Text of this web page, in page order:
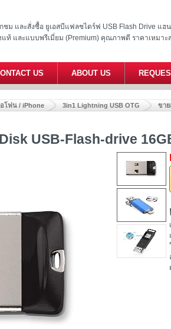
ชม และสั่งซื้อ ยูเอสบีแฟลชไดร์ฟ USB Flash Drive แฮ
แท้ และแบบพรีเมี่ยม (Premium) คุณภาพดี ราคาเหมา
US ABOUT US
โฟน / iPhone 3in1 Lightning USB OTG ขาย
USB-Flash-drive